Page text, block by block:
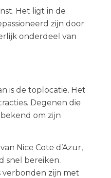
Het ligt in de
zijn door
onderdeel van
is de toplocatie. Het
Degenen die
om zijn
Nice Cote d’Azur,
snel bereiken.
verbonden zijn met